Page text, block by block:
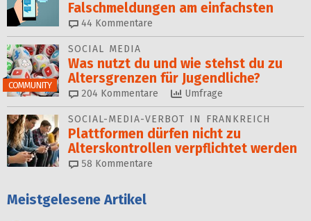
Falsch­mel­dungen am einfachsten
44 Kommentare
COMMUNITY
SOCIAL MEDIA
Was nutzt du und wie stehst du zu
Alters­grenzen für Jugendliche?
204 Kommentare Umfrage
SOCIAL-MEDIA-VERBOT IN FRANKREICH
Plattformen dürfen nicht zu
Alterskontrollen ver­pflich­tet werden
58 Kommentare
Meistgelesene Artikel